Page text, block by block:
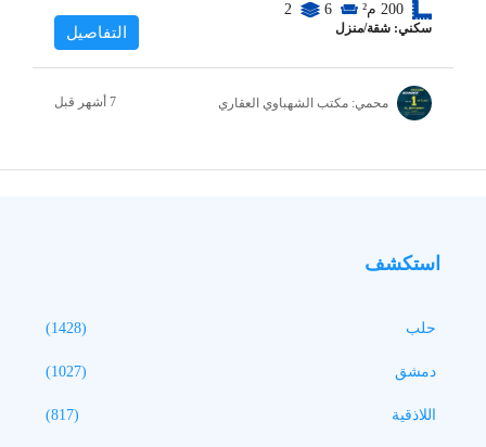
200 م² 6
2
سكني: شقة/منزل التفاصيل
محمي: مكتب الشهباوي العقاري
استكشف
حلب (1428)
دمشق (1027)
اللاذقية (817)